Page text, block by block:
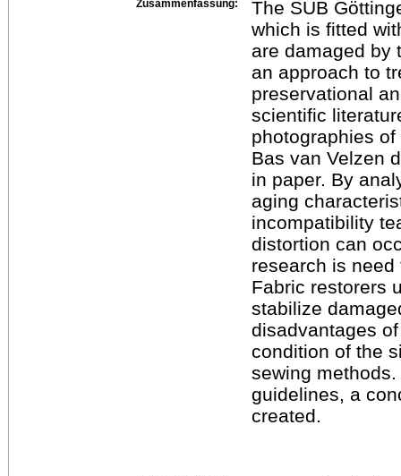
Zusammenfassung:
The SUB
which is fitted
are damaged by
an approach to
preservational
scientific
photographies
Bas van Velzen
in paper. By
aging
incompatibility
distortion can
research is need
Fabric restorers
stabilize
disadvantages
condition of the
sewing
guidelines, a
created.